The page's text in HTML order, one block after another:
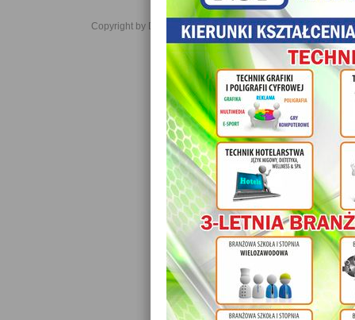
Copyright by Daniel JabĹoĹski 2006-2021. All rights